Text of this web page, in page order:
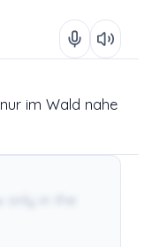
nur im Wald nahe